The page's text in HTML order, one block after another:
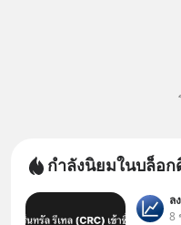
กำลังนิยมในบล็อ
ล
8